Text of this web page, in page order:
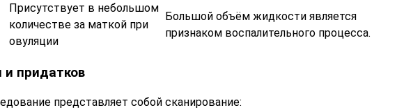
Присутствует в небольшом
количестве за маткой при
овуляции
Большой объём жидкости является
признаком воспалительного процесса.
придатков
представляет собой сканирование: